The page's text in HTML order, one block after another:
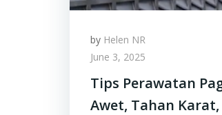
by Helen NR
June 3, 2025
Tips Perawatan
Awet, Tahan